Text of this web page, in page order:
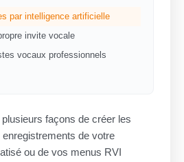
par intelligence artificielle
invite vocale
vocaux professionnels
façons de créer les
de votre
ou de vos menus RVI